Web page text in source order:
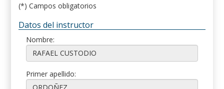
(*) Campos obligatorios
Datos del instructor
Nombre:
Primer apellido: